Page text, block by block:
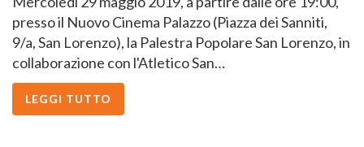
presso il Nuovo Cinema Palazzo (Piazza dei Sanniti,
9/a, San Lorenzo), la Palestra Popolare San Lorenzo, in
collaborazione con l'Atletico San…
LEGGI TUTTO